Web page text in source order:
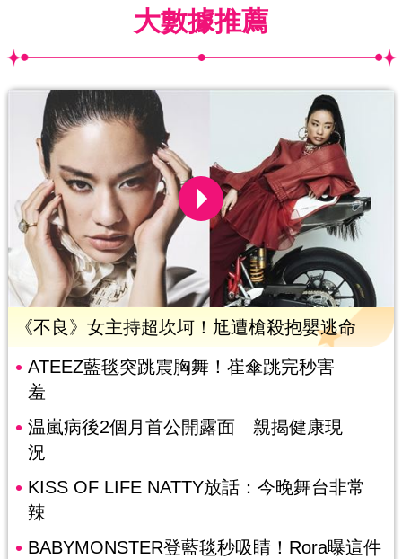
大數據推薦
《不良》女主持超坎坷！尪遭槍殺抱嬰逃命
ATEEZ藍毯突跳震胸舞！崔傘跳完秒害
羞
温嵐病後2個月首公開露面 親揭健康現
況
KISS OF LIFE NATTY放話：今晚舞台非常
辣
BABYMONSTER登藍毯秒吸睛！Rora曝這件